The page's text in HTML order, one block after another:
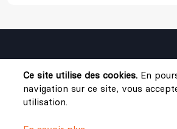
© PopMoms Pro -Mentions
Générales d'Utilisation
Ce site utilise des cookies. En
navigation sur ce site, vous
utilisation.